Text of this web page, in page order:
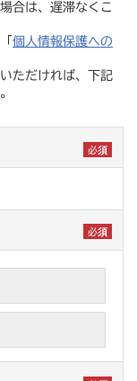
合は、遅滞なくこ
個人情報保護への
ただければ、下記